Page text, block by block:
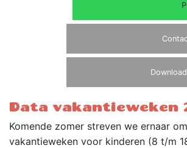
Data vakantieweken
Komende zomer streven we ernaar
vakantieweken voor kinderen (8 t/m